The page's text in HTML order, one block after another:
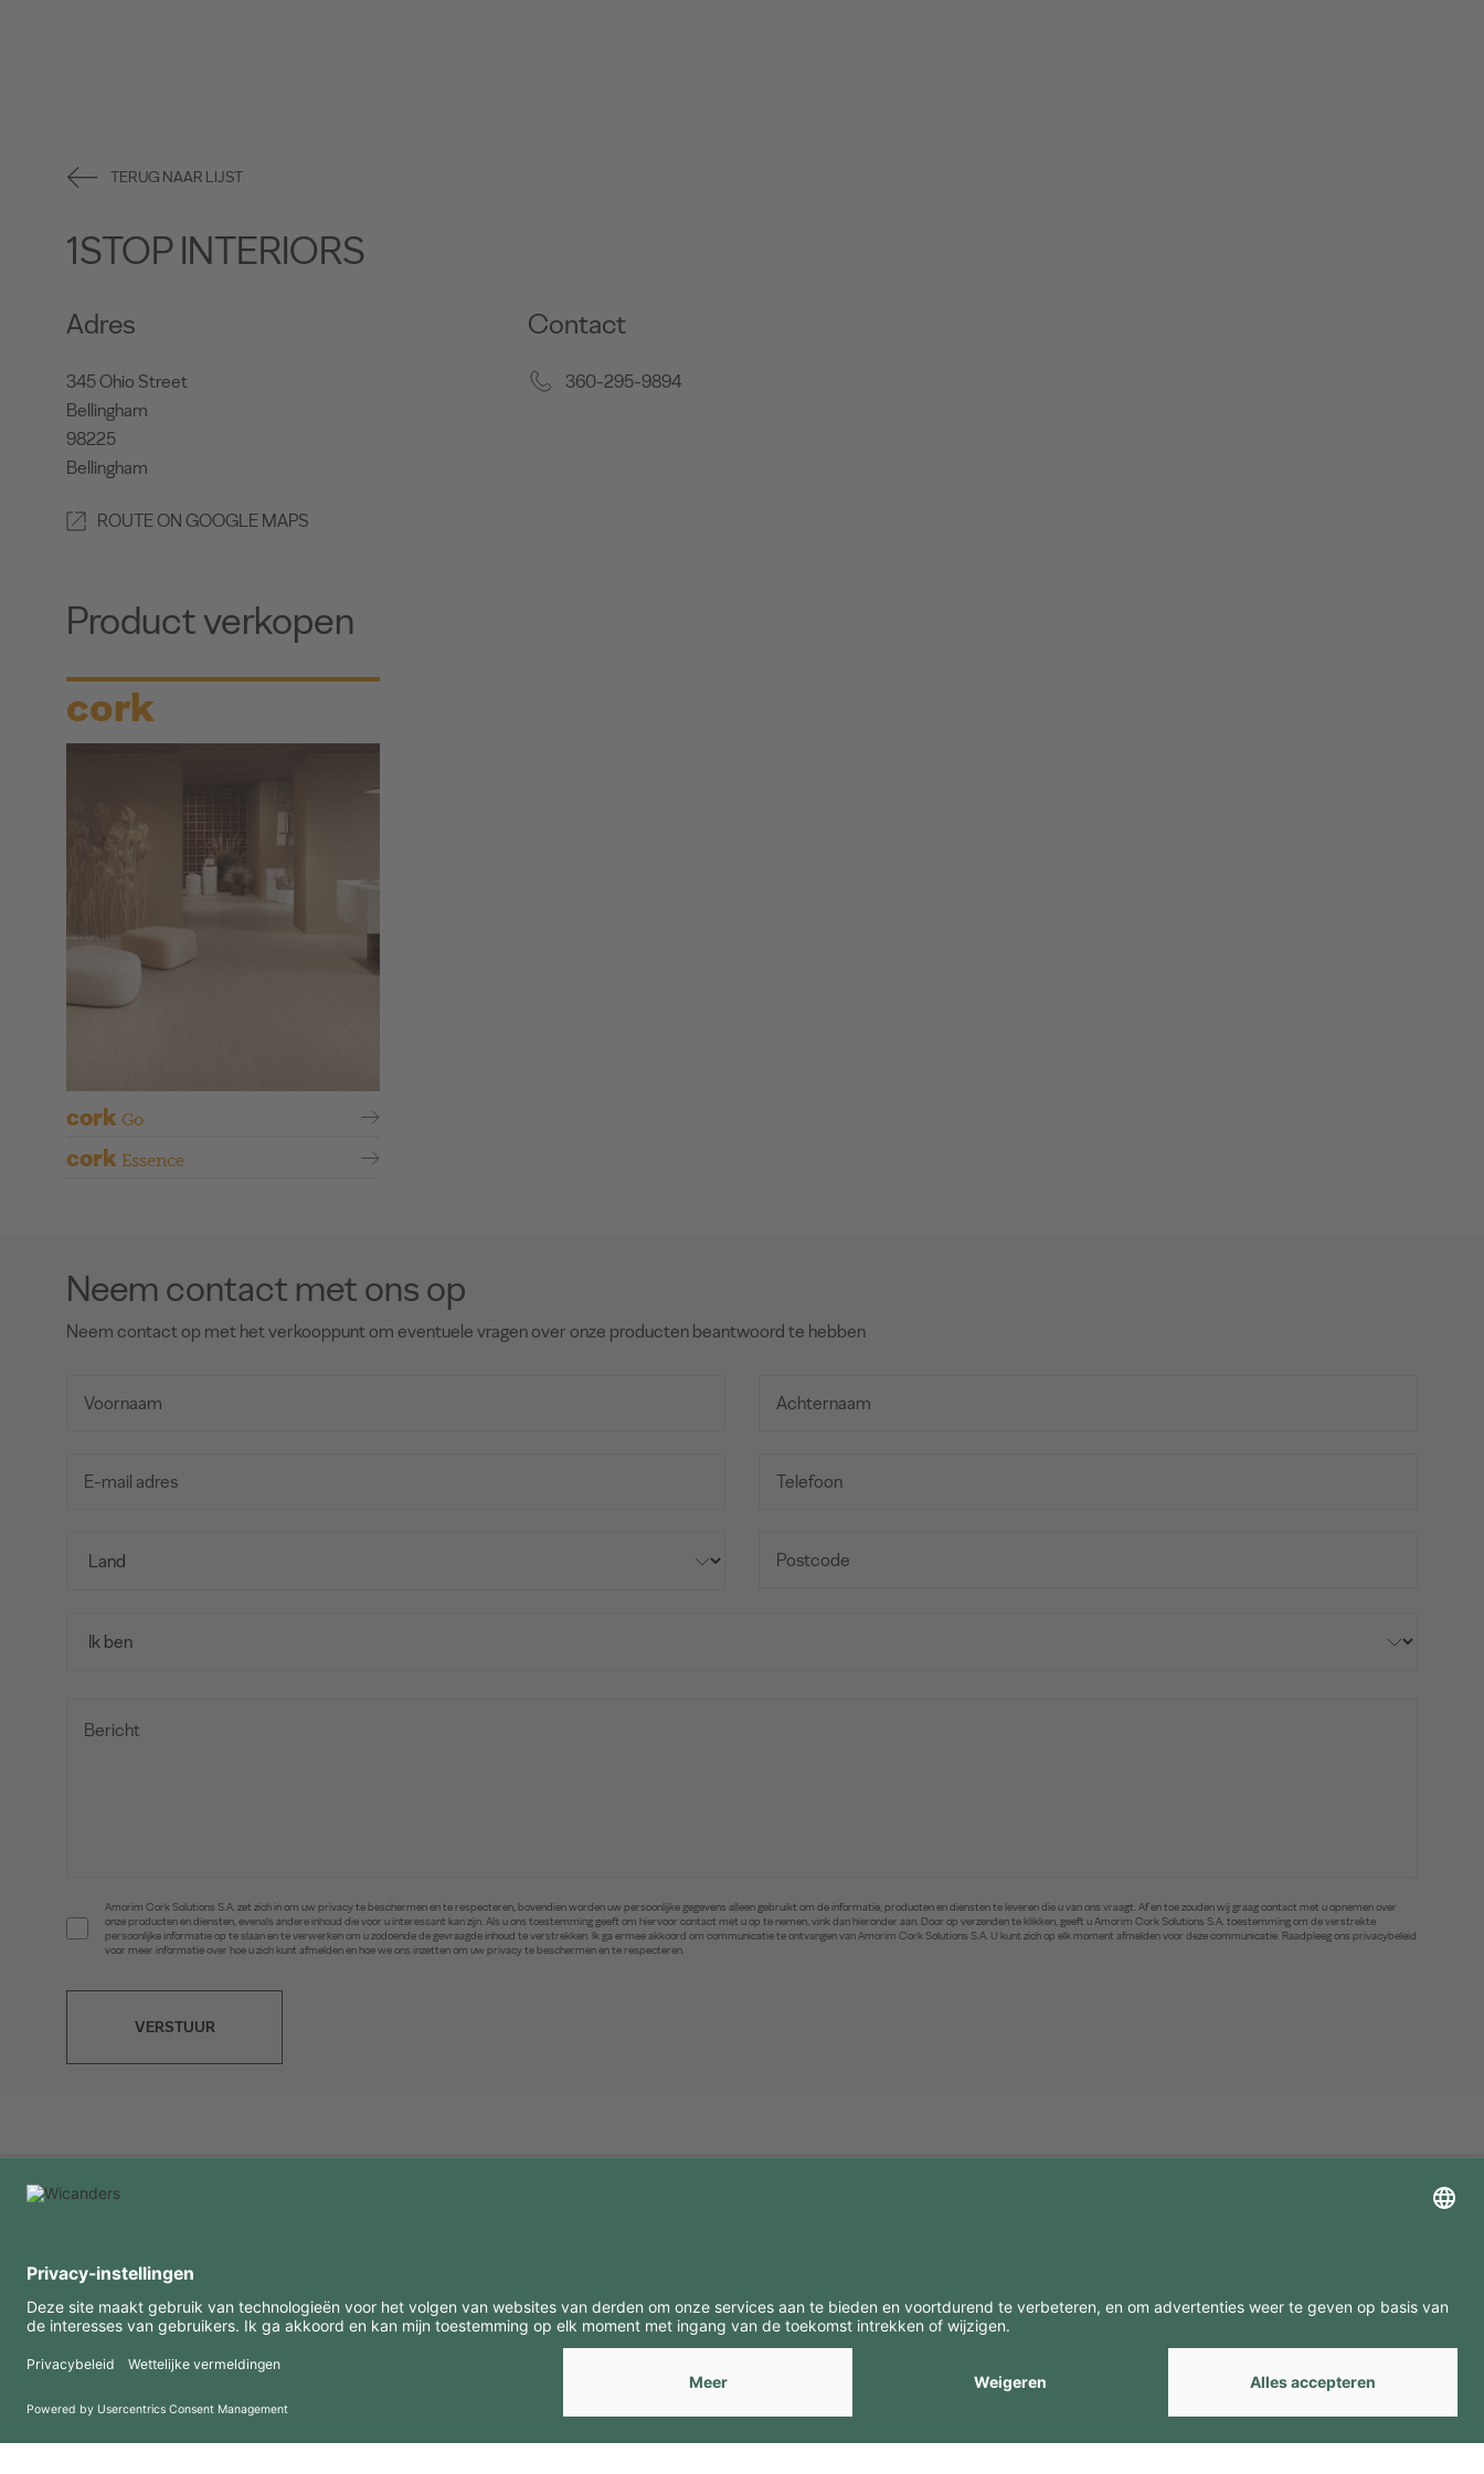
TERUG NAAR LIJST
1STOP INTERIORS
Adres
345 Ohio Street
Bellingham
98225
Bellingham
ROUTE ON GOOGLE MAPS
Contact
360-295-9894
Product verkopen
cork
cork Go
cork Essence
Neem contact met ons op
Neem contact op met het verkooppunt om eventuele vragen over onze producten beantwoord te hebben
Amorim Cork Solutions S.A. zet zich in om uw privacy te beschermen en te respecteren, bovendien worden uw persoonlijke gegevens alleen gebruikt om de informatie, producten en diensten te leveren die u van ons vraagt. Af en toe zouden wij graag contact met u opnemen over
onze producten en diensten, evenals andere inhoud die voor u interessant kan zijn. Als u ons toestemming geeft om hiervoor contact met u op te nemen, vink dan hieronder aan. Door op verzenden te klikken, geeft u Amorim Cork Solutions S.A. toestemming om de verstrekte
persoonlijke informatie op te slaan en te verwerken om u zodoende de gevraagde inhoud te verstrekken. Ik ga ermee akkoord om communicatie te ontvangen van Amorim Cork Solutions S.A. U kunt zich op elk moment afmelden voor deze communicatie. Raadpleeg ons privacybeleid
voor meer informatie over hoe u zich kunt afmelden en hoe we ons inzetten om uw privacy te beschermen en te respecteren.
VERSTUUR
FAQ
Gebruiksvoorwaarden
Privacybeleid
Downloads
Copyright 2026 © Amorim Cork Solutions. All rights reserved. byWebcomum